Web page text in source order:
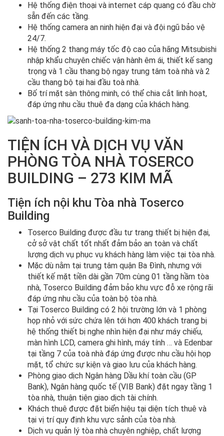
Hệ thống điện thoại và internet cáp quang có đầu chờ
sẵn đến các tầng.
Hệ thống camera an ninh hiện đại và đội ngũ bảo vệ
24/7.
Hệ thống 2 thang máy tốc độ cao của hãng Mitsubishi
nhập khẩu chuyên chiếc vận hành êm ái, thiết kế sang
trọng và 1 cầu thang bộ ngay trung tâm toà nhà và 2
cầu thang bộ tại hai đầu toà nhà.
Bố trí mặt sàn thông minh, có thể chia cắt linh hoạt,
đáp ứng nhu cầu thuê đa dạng của khách hàng.
TIỆN ÍCH VÀ DỊCH VỤ VĂN
PHÒNG TÒA NHÀ TOSERCO
BUILDING – 273 KIM MÃ
Tiện ích nội khu Tòa nhà Toserco
Building
Toserco Building được đầu tư trang thiết bị hiện đại,
cở sở vật chất tốt nhất đảm bảo an toàn và chất
lượng dịch vụ phục vụ khách hàng làm việc tại tòa nhà.
Mặc dù nằm tại trung tâm quận Ba Đình, nhưng với
thiết kế mặt tiền dài gần 70m cùng 01 tầng hầm tòa
nhà, Toserco Building đảm bảo khu vực đỗ xe rộng rãi
đáp ứng nhu cầu của toàn bộ tòa nhà.
Tại Toserco Building có 2 hội trường lớn và 1 phòng
họp nhỏ với sức chứa lên tới hơn 400 khách trang bị
hệ thống thiết bị nghe nhìn hiện đại như máy chiếu,
màn hình LCD, camera ghi hình, máy tính … và Edenbar
tại tầng 7 của toà nhà đáp ứng được nhu cầu hội họp
mặt, tổ chức sự kiện và giao lưu của khách hàng.
Phòng giao dịch Ngân hàng Dầu khí toàn cầu (GP
Bank), Ngân hàng quốc tế (VIB Bank) đặt ngay tầng 1
tòa nhà, thuận tiện giao dịch tài chính.
Khách thuê được đặt biển hiệu tại diện tích thuê và
tại vị trí quy định khu vực sảnh của tòa nhà.
Dịch vụ quản lý tòa nhà chuyên nghiệp, chất lượng